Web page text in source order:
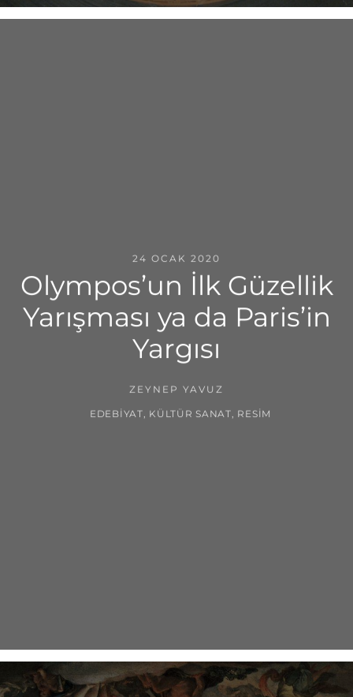
24 OCAK 2020
Olympos’un İlk Güzellik
Yarışması ya da Paris’in
Yargısı
ZEYNEP YAVUZ
EDEBIYAT KÜLTÜR SANAT RESIM